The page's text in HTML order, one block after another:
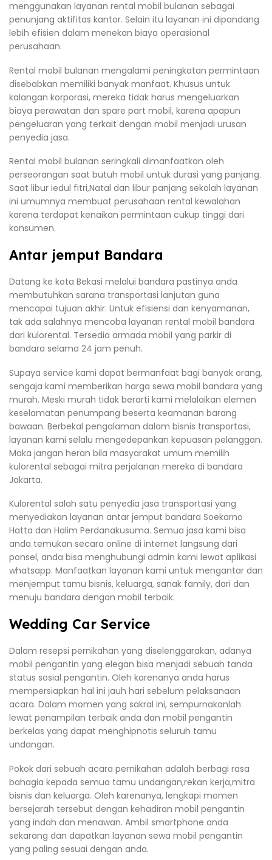
menggunakan layanan rental mobil bulanan sebagai
penunjang aktifitas kantor. Selain itu layanan ini dipandang
lebih efisien dalam menekan biaya operasional
perusahaan.
Rental mobil bulanan mengalami peningkatan permintaan
disebabkan memiliki banyak manfaat. Khusus untuk
kalangan korporasi, mereka tidak harus mengeluarkan
biaya perawatan dan spare part mobil, karena apapun
pengeluaran yang terkait dengan mobil menjadi urusan
penyedia jasa.
Rental mobil bulanan seringkali dimanfaatkan oleh
perseorangan saat butuh mobil untuk durasi yang panjang.
Saat libur iedul fitri,Natal dan libur panjang sekolah layanan
ini umumnya membuat perusahaan rental kewalahan
karena terdapat kenaikan permintaan cukup tinggi dari
konsumen.
Antar jemput Bandara
Datang ke kota Bekasi melalui bandara pastinya anda
membutuhkan sarana transportasi lanjutan guna
mencapai tujuan akhir. Untuk efisiensi dan kenyamanan,
tak ada salahnya mencoba layanan rental mobil bandara
dari kulorental. Tersedia armada mobil yang parkir di
bandara selama 24 jam penuh.
Supaya service kami dapat bermanfaat bagi banyak orang,
sengaja kami memberikan harga sewa mobil bandara yang
murah. Meski murah tidak berarti kami melalaikan elemen
keselamatan penumpang beserta keamanan barang
bawaan. Berbekal pengalaman dalam bisnis transportasi,
layanan kami selalu mengedepankan kepuasan pelanggan.
Maka jangan heran bila masyarakat umum memilih
kulorental sebagai mitra perjalanan mereka di bandara
Jakarta.
Kulorental salah satu penyedia jasa transportasi yang
menyediakan layanan antar jemput bandara Soekarno
Hatta dan Halim Perdanakusuma. Semua jasa kami bisa
anda temukan secara online di internet langsung dari
ponsel, anda bisa menghubungi admin kami lewat aplikasi
whatsapp. Manfaatkan layanan kami untuk mengantar dan
menjemput tamu bisnis, keluarga, sanak family, dari dan
menuju bandara dengan mobil terbaik.
Wedding Car Service
Dalam resepsi pernikahan yang diselenggarakan, adanya
mobil pengantin yang elegan bisa menjadi sebuah tanda
status sosial pengantin. Oleh karenanya anda harus
mempersiapkan hal ini jauh hari sebelum pelaksanaan
acara. Dalam momen yang sakral ini, sempurnakanlah
lewat penampilan terbaik anda dan mobil pengantin
berkelas yang dapat menghipnotis seluruh tamu
undangan.
Pokok dari sebuah acara pernikahan adalah berbagi rasa
bahagia kepada semua tamu undangan,rekan kerja,mitra
bisnis dan keluarga. Oleh karenanya, lengkapi momen
bersejarah tersebut dengan kehadiran mobil pengantin
yang indah dan menawan. Ambil smartphone anda
sekarang dan dapatkan layanan sewa mobil pengantin
yang paling sesuai dengan anda.